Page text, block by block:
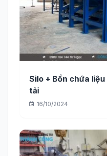
Silo + Bồn chứa
tải
16/10/2024